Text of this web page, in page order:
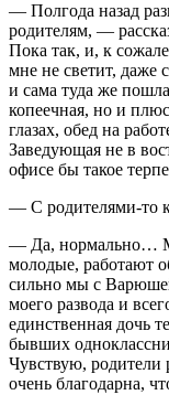
— Полгода назад
родителям, —
Пока так, и, к
мне не светит, даже
и сама туда же
копеечная, но и
глазах, обед на
Заведующая не в
офисе бы такое
— С родителями-то
— Да, нормально…
молодые, работают
сильно мы с
моего развода и
единственная дочь
бывших
Чувствую, родители
очень благодарна,